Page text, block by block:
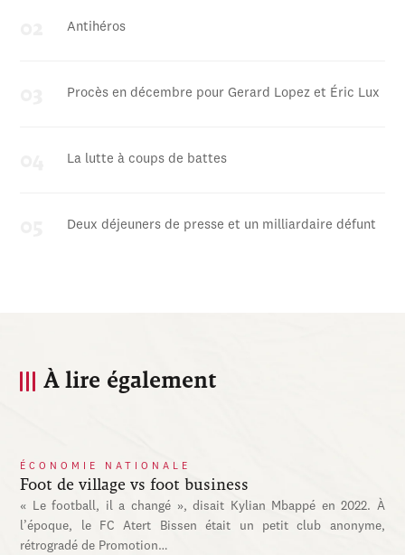
Antihéros
Procès en décembre pour Gerard Lopez et Éric Lux
La lutte à coups de battes
Deux déjeuners de presse et un milliardaire défunt
À lire également
ÉCONOMIE NATIONALE
Foot de village vs foot business
« Le football, il a changé », disait Kylian Mbappé en 2022. À
l’époque, le FC Atert Bissen était un petit club anonyme,
rétrogradé de Promotion…